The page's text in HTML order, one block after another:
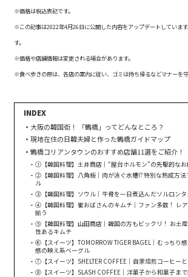
※価格は税込表記です。
※この記事は2022年4月26日に公開した内容をアップデートしていま
す。
※価格や店舗情報は変更される場合があります。
※食べ歩きの際は、各店の案内に従い、ゴミは持ち帰るなどマナーを守
大阪の韓国街！ 「鶴橋」ってどんなところ？
現地在住の日韓夫婦と作った鶴橋ガイドマップ
鶴橋コリアンタウンのおすすめ店舗11選をご紹介！
①【韓国料理】土井商店｜“屋台ホルモン”の先駆的なお
②【韓国料理】八角板｜肉が泳ぐ水槽!? 特別な熟成方
ル
③【韓国料理】ソウル｜牛骨を一日煮込んだソルロン
④【韓国料理】崔おばさんのキムチ｜ファン多数！ レ
揃う
⑤【韓国料理】山田商店｜韓国の方もビックリ！ お土
性あるキムチ
⑥【スイーツ】TOMORROW TIGER BAGEL｜むっちり
感の映え系ベーグル
⑦【スイーツ】SHELTER COFFEE｜自家焙煎コーヒー
⑧【スイーツ】SLASH COFFEE｜洋菓子から和菓子ま